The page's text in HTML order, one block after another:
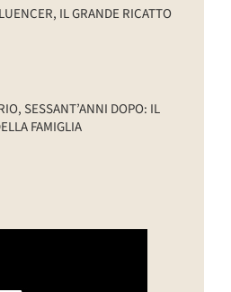
IL GRANDE RICATTO
SESSANT’ANNI DOPO: IL
FAMIGLIA